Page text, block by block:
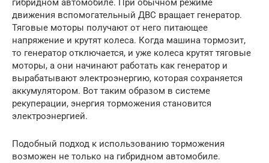
гибридном автомобиле. При обычном режиме
движения вспомогательный ДВС вращает генератор.
Тяговые моторы получают от него питающее
напряжение и крутят колеса. Когда машина тормозит,
то генератор отключается, и уже колеса крутят тяговые
моторы, а они начинают работать как генератор и
вырабатывают электроэнергию, которая сохраняется
аккумулятором. Вот таким образом в системе
рекуперации, энергия торможения становится
электроэнергией.
Подобный подход к использованию торможения
возможен не только на гибридном автомобиле.